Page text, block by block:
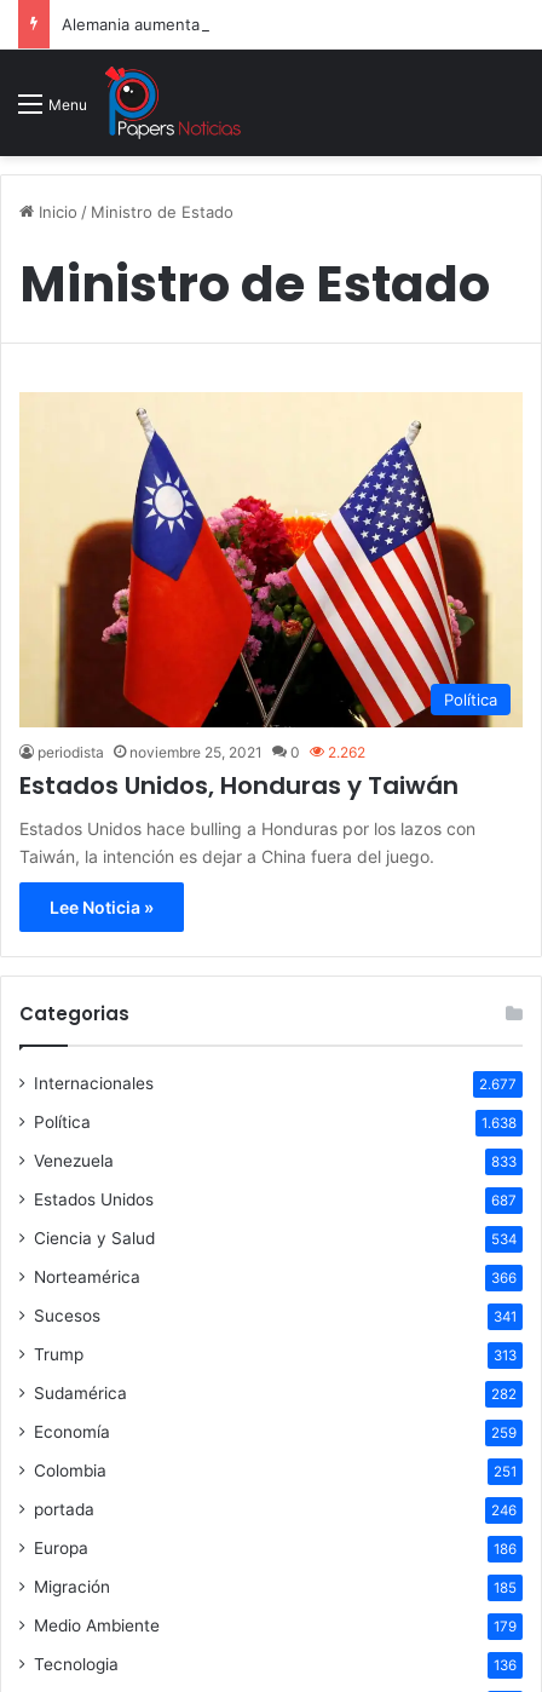
Menu
Inicio / Ministro de Estado
Ministro de Estado
Política
periodista noviembre 25, 2021 0 2.262
Estados Unidos, Honduras y Taiwán
Estados Unidos hace bulling a Honduras por los lazos con
Taiwán, la intención es dejar a China fuera del juego.
Lee Noticia »
Categorias
Internacionales 2.677
Política 1.638
Venezuela 833
Estados Unidos 687
Ciencia y Salud 534
Norteamérica 366
Sucesos 341
Trump 313
Sudamérica 282
Economía 259
Colombia 251
portada 246
Europa 186
Migración 185
Medio Ambiente 179
Tecnologia 136